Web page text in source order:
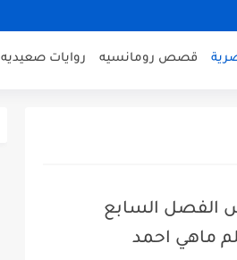
قصص رومانسيه روايات صعيديه
الفصل السابع